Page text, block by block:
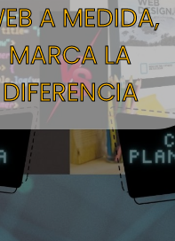
A MEDIDA,
MARCA LA
DIFERENCIA